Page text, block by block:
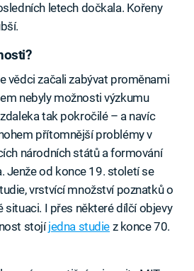
letech dočkala. Kořeny
vědci začali zabývat proměnami
nebyly možnosti výzkumu
tak pokročilé – a navíc
přítomnější problémy v
národních států a formování
Jenže od konce 19. století se
vrstvící množství poznatků o
I přes některé dílčí objevy
stojíjedna studie z konce 70.